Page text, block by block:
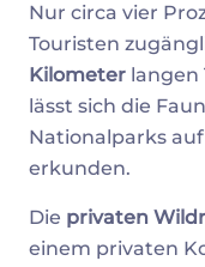
Nur circa vier
Touristen
Kilometer
lässt sich die
Nationalparks
erkunden.
Die privaten
einem privaten